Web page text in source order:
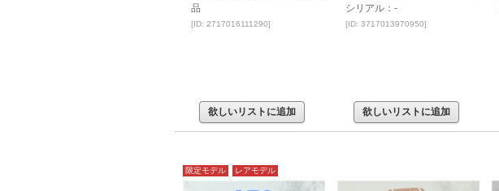
品
[ID: 2717016111290]
欲しいリストに追加
シリアル：-
[ID: 3717013970950]
欲しいリストに追加
限定モデル レアモデル